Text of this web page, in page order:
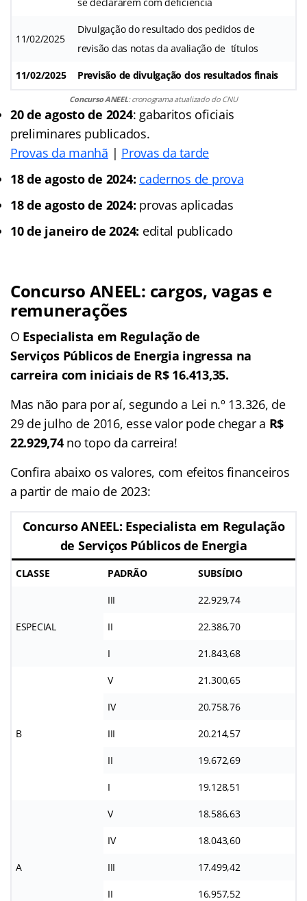
11/02/2025
Divulgação do resultado dos pedidos de
revisão das notas da avaliação de títulos
11/02/2025 Previsão de divulgação dos resultados finais
Concurso ANEEL: cronograma atualizado do CNU
20 de agosto de 2024: gabaritos oficiais
preliminares publicados.
Provas da manhã | Provas da tarde
18 de agosto de 2024: cadernos de prova
18 de agosto de 2024: provas aplicadas
10 de janeiro de 2024: edital publicado
Concurso ANEEL: cargos, vagas e
remunerações
O Especialista em Regulação de
Serviços Públicos de Energia ingressa na
carreira com iniciais de R$ 16.413,35.
Mas não para por aí, segundo a Lei n.º 13.326, de
29 de julho de 2016, esse valor pode chegar a R$
22.929,74no topo da carreira!
Confira abaixo os valores, com efeitos financeiros
a partir de maio de 2023:
Concurso ANEEL: Especialista em Regulação
de Serviços Públicos de Energia
CLASSE PADRÃO SUBSÍDIO
ESPECIAL
III 22.929,74
II 22.386,70
I 21.843,68
B
V 21.300,65
IV 20.758,76
III 20.214,57
II 19.672,69
I 19.128,51
A
V 18.586,63
IV 18.043,60
III 17.499,42
II 16.957,52